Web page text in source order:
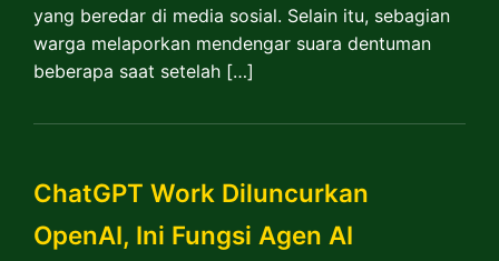
yang beredar di media sosial. Selain itu, sebagian
warga melaporkan mendengar suara dentuman
beberapa saat setelah […]
ChatGPT Work Diluncurkan
OpenAI, Ini Fungsi Agen AI